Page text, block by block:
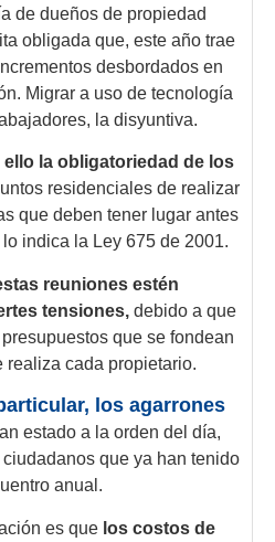
de dueños de propiedad
obligada que, este año trae
desbordados en
Migrar a uso de tecnología
la disyuntiva.
ello la obligatoriedad de los
residenciales de realizar
que deben tener lugar antes
indica la Ley 675 de 2001.
reuniones estén
tensiones, debido a que
que se fondean
realiza cada propietario.
los agarrones
estado a la orden del día,
que ya han tenido
anual.
es que los costos de